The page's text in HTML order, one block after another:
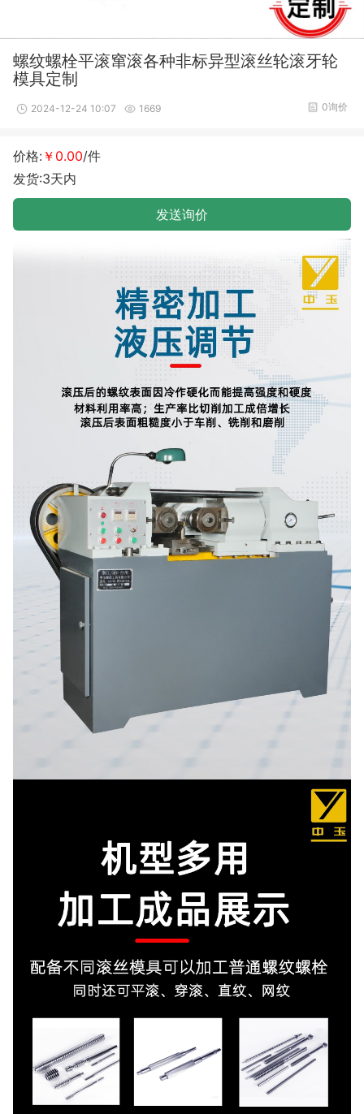
螺纹螺栓平滚窜滚各种非标异型滚丝轮滚牙轮
模具定制
2024-12-24 10:07 1669 0询价
价格: ￥0.00/件
发货:3天内
发送询价